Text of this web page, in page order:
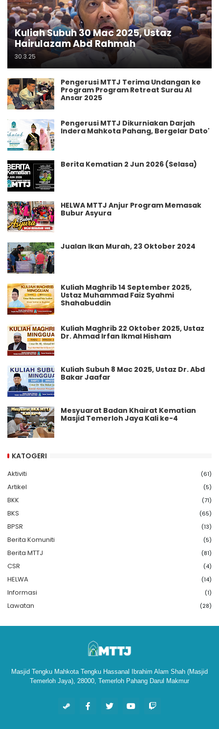
Kuliah Subuh 30 Mac 2025, Ustaz
Hairulazam Abd Rahmah
30.3.25
Pengerusi MTTJ Terima Undangan ke
Program Program Retreat Surau Al
Ansar 2025
Pengerusi MTTJ Dikurniakan Darjah
Indera Mahkota Pahang, Bergelar Dato'
Berita Kematian 2 Jun 2026 (Selasa)
HELWA MTTJ Anjur Program Memasak
Bubur Asyura
Jualan Ikan Murah, 23 Oktober 2024
Kuliah Maghrib 14 September 2025,
Ustaz Muhammad Faiz Syahmi
Shahabuddin
Kuliah Maghrib 22 Oktober 2025, Ustaz
Dr. Ahmad Irfan Ikmal Hisham
Kuliah Subuh 8 Mac 2025, Ustaz Dr. Abd
Bakar Jaafar
Mesyuarat Badan Khairat Kematian
Masjid Temerloh Jaya Kali ke-4
KATOGERI
Aktiviti (61)
Artikel (5)
BKK (71)
BKS (65)
BPSR (13)
Berita Komuniti (5)
Berita MTTJ (81)
CSR (4)
HELWA (14)
Informasi (1)
Lawatan (28)
Masjid Tengku Mahkota Tengku Hassanal Ibrahim Alam Shah (Masjid
Temerloh Jaya), 28000, Temerloh Pahang Darul Makmur